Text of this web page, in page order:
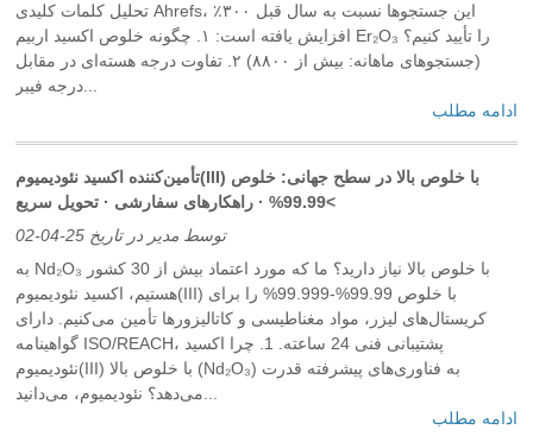
تحلیل کلمات کلیدی Ahrefs، این جستجوها نسبت به سال قبل ۳۰۰٪
افزایش یافته است: ۱. چگونه خلوص اکسید اربیم Er₂O₃ را تأیید کنیم؟
(جستجوهای ماهانه: بیش از ۸۸۰۰) ۲. تفاوت درجه هسته‌ای در مقابل
ادامه مطلب
تأمین‌کننده اکسید نئودیمیوم(III) با خلوص بالا در سطح جهانی: خلوص
>99.99% · راهکارهای سفارشی · تحویل سریع
توسط مدیر در تاریخ 25-04-02
به Nd₂O₃ با خلوص بالا نیاز دارید؟ ما که مورد اعتماد بیش از 30 کشور
هستیم، اکسید نئودیمیوم(III) با خلوص 99.99%-99.999% را برای
کریستال‌های لیزر، مواد مغناطیسی و کاتالیزورها تأمین می‌کنیم. دارای
گواهینامه ISO/REACH، پشتیبانی فنی 24 ساعته. 1. چرا اکسید
نئودیمیوم(III) با خلوص بالا (Nd₂O₃) به فناوری‌های پیشرفته قدرت
می‌دهد؟ نئودیمیوم، می‌دانید...
ادامه مطلب